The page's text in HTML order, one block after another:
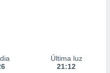
Última luz
21:12